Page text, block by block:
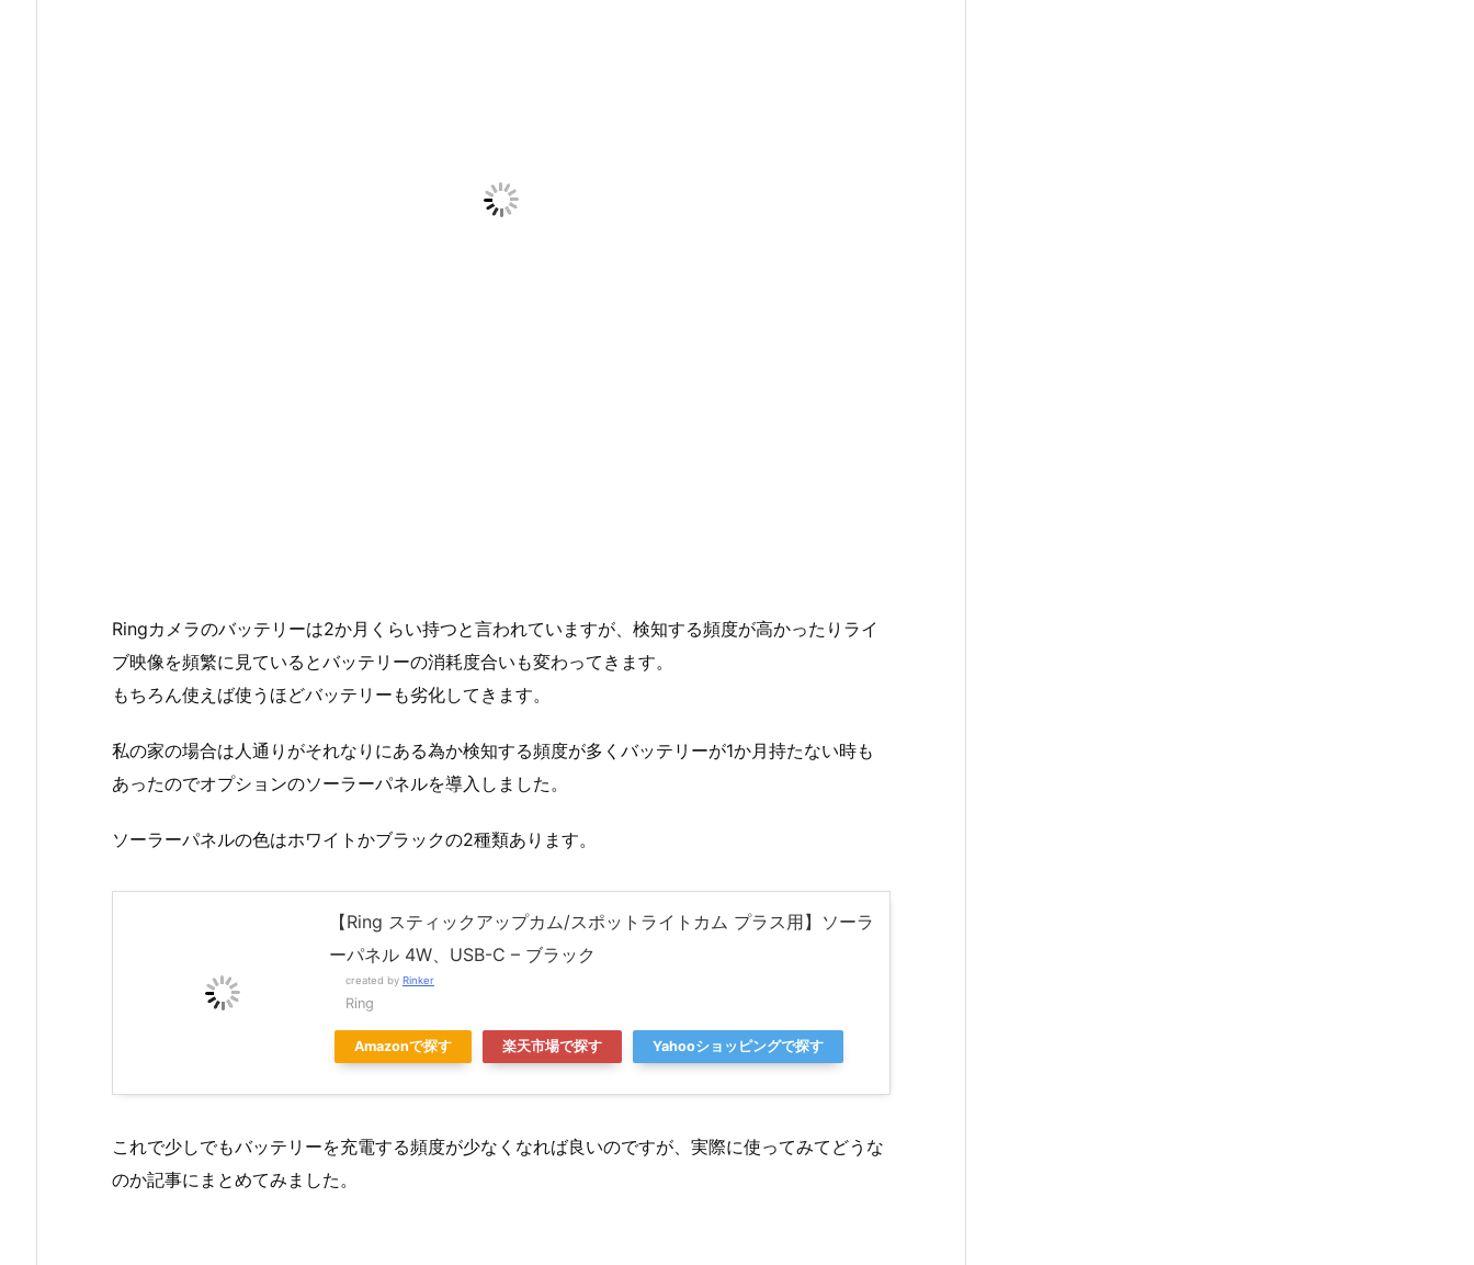
Ringカメラのバッテリーは2か月くらい持つと言われていますが、検知する頻度が高かったりライ
ブ映像を頻繁に見ているとバッテリーの消耗度合いも変わってきます。
もちろん使えば使うほどバッテリーも劣化してきます。
私の家の場合は人通りがそれなりにある為か検知する頻度が多くバッテリーが1か月持たない時も
あったのでオプションのソーラーパネルを導入しました。
ソーラーパネルの色はホワイトかブラックの2種類あります。
【Ring スティックアップカム/スポットライトカム プラス用】ソーラ
ーパネル 4W、USB-C – ブラック
created by Rinker
Ring
Amazonで探す 楽天市場で探す Yahooショッピングで探す
これで少しでもバッテリーを充電する頻度が少なくなれば良いのですが、実際に使ってみてどうな
のか記事にまとめてみました。